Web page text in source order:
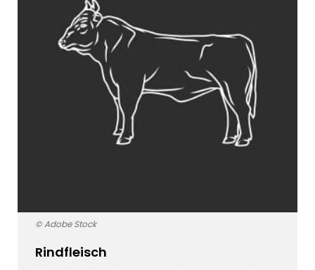
© Adobe Stock
Rindfleisch